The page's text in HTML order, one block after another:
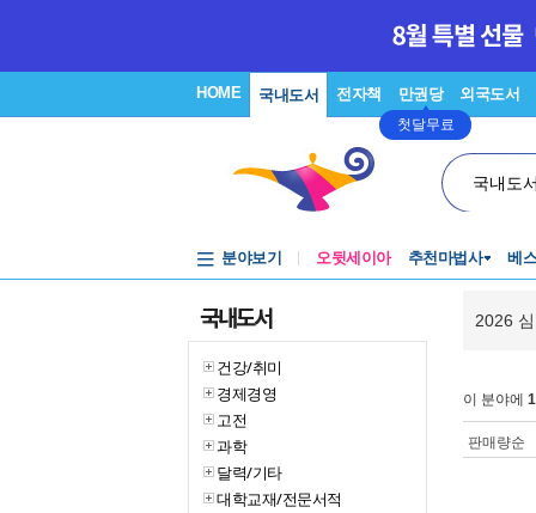
HOME 국내도서 전자책 만권당
첫달무료
외국도서
국내도
분야보기 오뒷세이아 추천마법사 베
국내도서
건강/취미
경제경영
고전
과학
달력/기타
대학교재/전문서적
2026
이 분야에
판매량순